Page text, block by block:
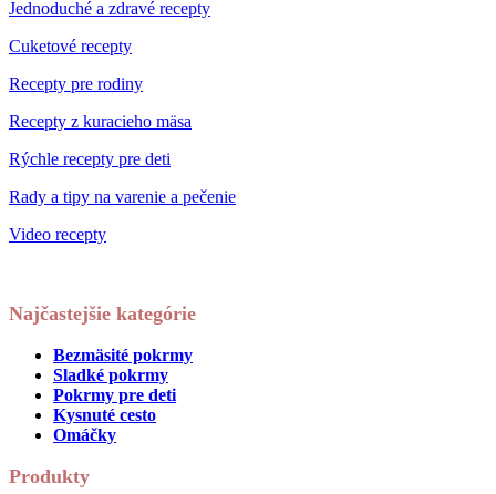
Jednoduché a zdravé recepty
Cuketové recepty
Recepty pre rodiny
Recepty z kuracieho mäsa
Rýchle recepty pre deti
Rady a tipy na varenie a pečenie
Video recepty
Najčastejšie kategórie
Bezmäsité pokrmy
Sladké pokrmy
Pokrmy pre deti
Kysnuté cesto
Omáčky
Produkty